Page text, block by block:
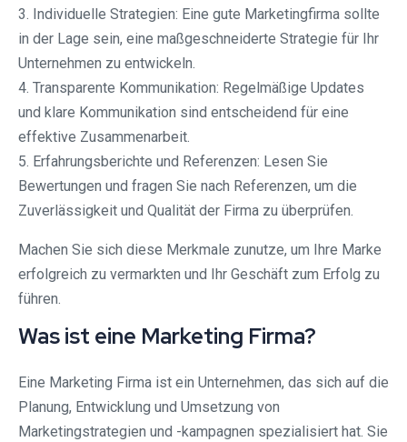
3. Individuelle Strategien: Eine gute Marketingfirma sollte
in der Lage sein, eine maßgeschneiderte Strategie für Ihr
Unternehmen zu entwickeln.
4. Transparente Kommunikation: Regelmäßige Updates
und klare Kommunikation sind entscheidend für eine
effektive Zusammenarbeit.
5. Erfahrungsberichte und Referenzen: Lesen Sie
Bewertungen und fragen Sie nach Referenzen, um die
Zuverlässigkeit und Qualität der Firma zu überprüfen.
Machen Sie sich diese Merkmale zunutze, um Ihre Marke
erfolgreich zu vermarkten und Ihr Geschäft zum Erfolg zu
führen.
Was ist eine Marketing Firma?
Eine Marketing Firma ist ein Unternehmen, das sich auf die
Planung, Entwicklung und Umsetzung von
Marketingstrategien und -kampagnen spezialisiert hat. Sie